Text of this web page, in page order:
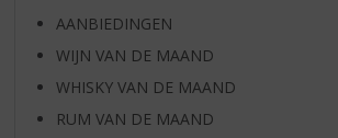
AANBIEDINGEN
WIJN VAN DE MAAND
WHISKY VAN DE MAAND
RUM VAN DE MAAND